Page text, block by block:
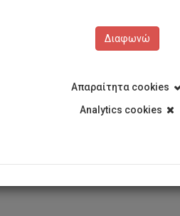
Σπουδές
Διαφωνώ
Απαραίτητα cookies
Analytics cookies